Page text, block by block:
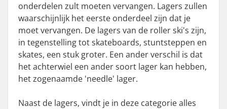
onderdelen zult moeten vervangen. Lagers zullen
waarschijnlijk het eerste onderdeel zijn dat je
moet vervangen. De lagers van de roller ski's zijn,
in tegenstelling tot skateboards, stuntsteppen en
skates, een stuk groter. Een ander verschil is dat
het achterwiel een ander soort lager kan hebben,
het zogenaamde 'needle' lager.
Naast de lagers, vindt je in deze categorie alles